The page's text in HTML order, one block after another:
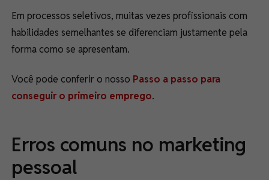
Em processos seletivos, muitas vezes profissionais com
habilidades semelhantes se diferenciam justamente pela
forma como se apresentam.
Você pode conferir o nosso Passo a passo para
conseguir o primeiro emprego.
Erros comuns no marketing
pessoal